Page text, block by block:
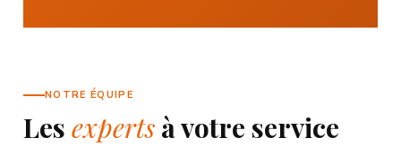
NOTRE ÉQUIPE
Les experts à votre service